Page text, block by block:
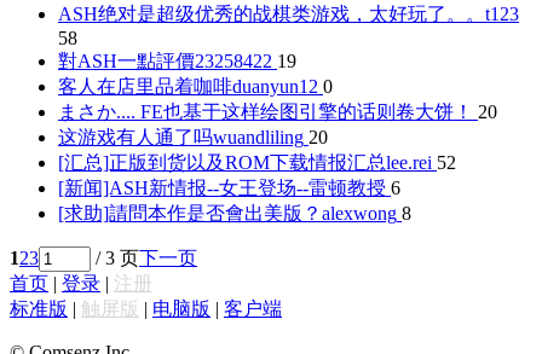
ASH绝对是超级优秀的战棋类游戏，太好玩了。。 t123
58
對ASH一點評價23258422 19
客人在店里品着咖啡duanyun12 0
まさか.... FE也基于这样绘图引擎的话则卷大饼！
20
这游戏有人通了吗wuandliling 20
[汇总]正版到货以及ROM下载情报汇总lee.rei 52
[新闻]ASH新情报--女王登场--雷顿教授 6
[求助]請問本作是否會出美版？ alexwong 8
123 / 3 页下一页
首页 | 登录 | 注册
标准版 | 触屏版 | 电脑版 | 客户端